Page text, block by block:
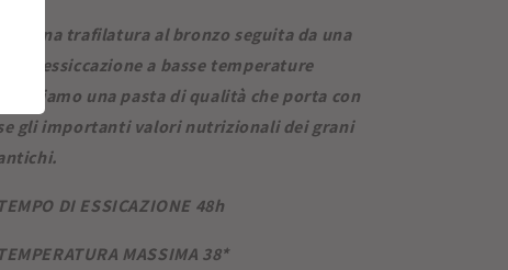
Con una trafilatura al bronzo seguita da una
lenta essiccazione a basse temperature
otteniamo una pasta di qualità che porta con
gli importanti valori nutrizionali dei grani
TEMPO DI ESSICAZIONE 48h
TEMPERATURA MASSIMA 38*